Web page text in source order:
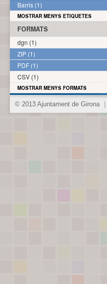
Barris (1)
MOSTRAR MENYS ETIQUETES
FORMATS
dgn (1)
ZIP (1)
PDF (1)
CSV (1)
MOSTRAR MENYS FORMATS
© 2013 Ajuntament de Girona